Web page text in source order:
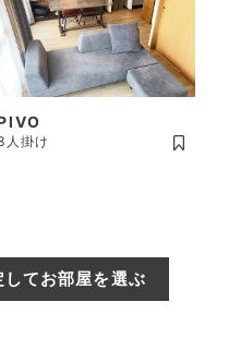
人掛け
てお部屋を選ぶ